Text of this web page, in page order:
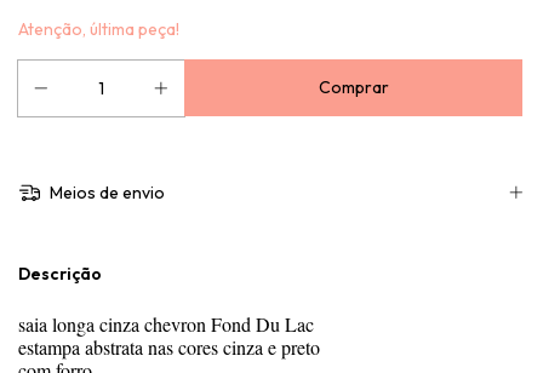
Atenção, última peça!
Meios de envio
Descrição
saia longa cinza chevron Fond Du Lac
estampa abstrata nas cores cinza e preto